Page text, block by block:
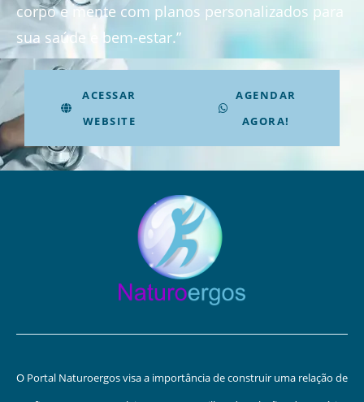
corpo e mente com planos personalizados para
sua saúde e bem-estar.”
ACESSAR
WEBSITE
AGENDAR
AGORA!
O Portal Naturoergos visa a importância de construir uma relação de